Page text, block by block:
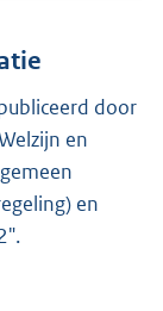
door
en
en